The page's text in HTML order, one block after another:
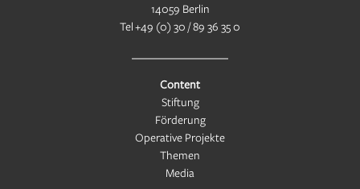
14059 Berlin
Tel+49 (0) 30 / 89 36 35 0
Content
Stiftung
Förderung
Operative Projekte
Themen
Media